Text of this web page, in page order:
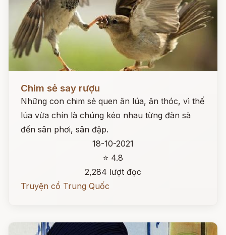
Chim sẻ say rượu
Những con chim sẻ quen ăn lúa, ăn thóc, vì thế
lúa vừa chín là chúng kéo nhau từng đàn sà
đến sân phơi, sân đập.
18-10-2021
⭐ 4.8
2,284 lượt đọc
Truyện cổ Trung Quốc